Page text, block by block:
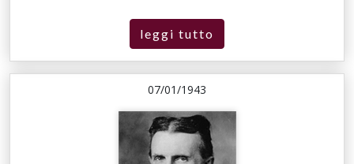
leggi tutto
07/01/1943